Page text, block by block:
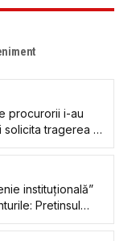
procurorii i-au
solicita tragerea la
instituțională”
Pretinsul
pe care o